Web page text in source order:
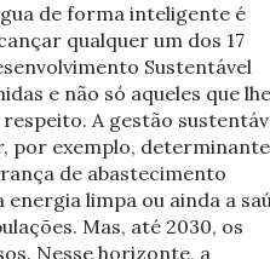
de forma inteligente é
qualquer um dos 17
Sustentável
e não só aqueles que lhe
A gestão
por exemplo, determinante
de abastecimento
energia limpa ou ainda a
Mas, até 2030, os
Nesse horizonte, a